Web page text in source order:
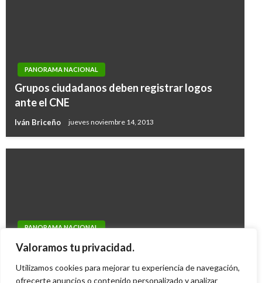
Valoramos tu privacidad.
Utilizamos cookies para mejorar tu experiencia de navegación,
ofrecerte anuncios o contenido personalizado y analizar
PANORAMA NACIONAL
Grupos ciudadanos deben registrar logos
ante el CNE
Iván Briceño jueves noviembre 14, 2013
PANORAMA NACIONAL
Representantes por Bogotá recrimina a
Iván Briceño sábado abril 30, 2016